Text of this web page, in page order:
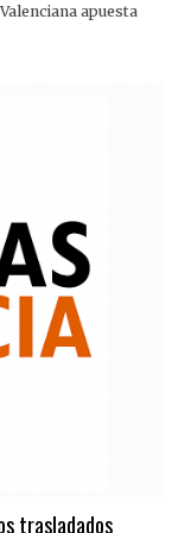
apuesta
trasladados